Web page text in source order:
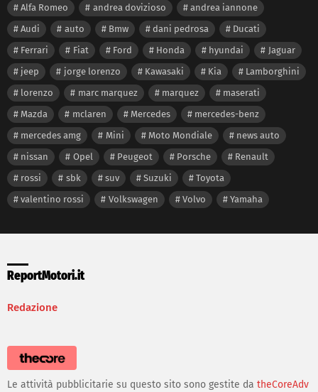
Alfa Romeo andrea dovizioso
andrea iannone
Audi
auto Bmw dani pedrosa
Ducati
Ferrari
Fiat Ford Honda hyundai
Jaguar
jeep
jorge lorenzo Kawasaki Kia
Lamborghini
lorenzo
marc marquez marquez
maserati
Mazda
mclaren Mercedes
mercedes-benz
mercedes amg
Mini Moto Mondiale
news auto
nissan
Opel Peugeot Porsche
Renault
rossi
sbk suv Suzuki
Toyota
valentino rossi
Volkswagen Volvo Yamaha
ReportMotori.it
Redazione
Le attività pubblicitarie su questo sito sono gestite da theCoreAdv